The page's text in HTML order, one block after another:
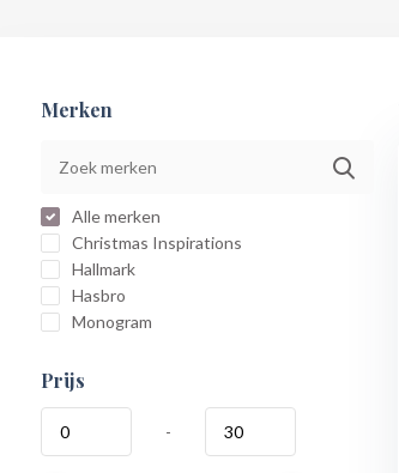
Merken
Alle merken
Christmas Inspirations
Hallmark
Hasbro
Monogram
Prijs
-